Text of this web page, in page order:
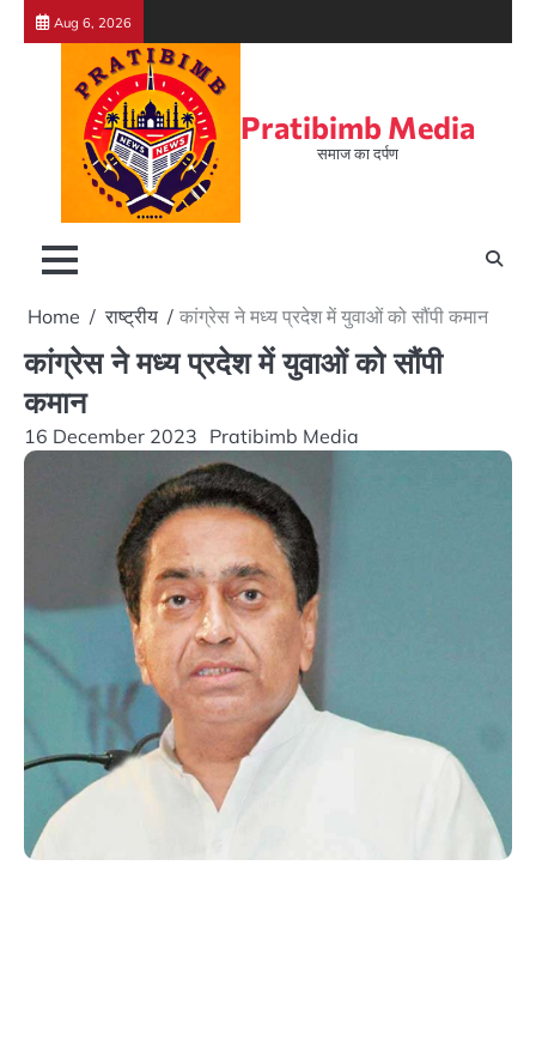
Skip
Aug 6, 2026
Pratibimb Media
समाज का दर्पण
Home राष्ट्रीय कांग्रेस ने मध्य प्रदेश में युवाओं को सौंपी कमान
कांग्रेस ने मध्य प्रदेश में युवाओं को सौंपी
कमान
16 December 2023 Pratibimb Media